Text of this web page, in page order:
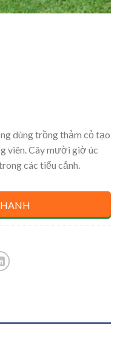
dùng trồng thảm cỏ tạo
viên. Cây mười giờ úc
các tiểu cảnh.